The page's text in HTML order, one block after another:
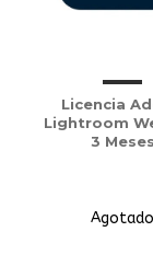
Licencia
Lightroom
3 Meses
Agotado